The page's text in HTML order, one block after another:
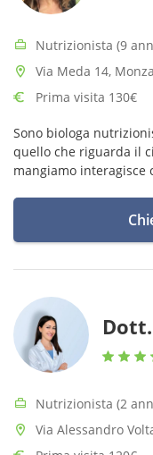
Nutrizionista (9
Via Meda 14, Monza
Prima visita 130€
Sono biologa
quello che riguarda il
mangiamo interagisce
Nutrizionista (2
Via Alessandro